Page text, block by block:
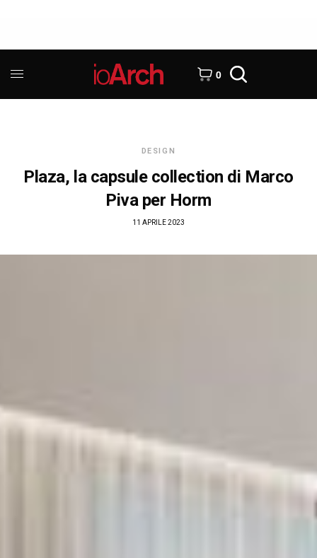
0
DESIGN
Plaza, la capsule collection di Marco
Piva per Horm
11 APRILE 2023